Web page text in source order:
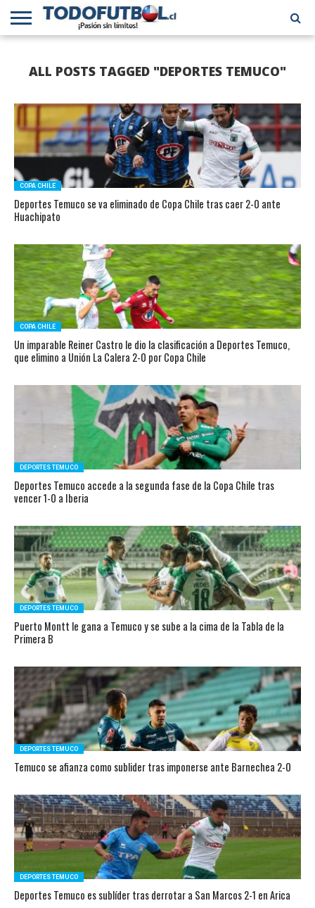
B
CHILENA
EN EL
MUNDO
INTERNACIONAL
ALL POSTS TAGGED "DEPORTES TEMUCO"
COPA CHILE
Deportes Temuco se va eliminado de Copa Chile tras caer 2-0 ante
Huachipato
COPA CHILE
Un imparable Reiner Castro le dio la clasificación a Deportes Temuco,
que elimino a Unión La Calera 2-0 por Copa Chile
DEPORTES TEMUCO
Deportes Temuco accede a la segunda fase de la Copa Chile tras
vencer 1-0 a Iberia
DEPORTES TEMUCO
Puerto Montt le gana a Temuco y se sube a la cima de la Tabla de la
Primera B
DEPORTES TEMUCO
Temuco se afianza como sublider tras imponerse ante Barnechea 2-0
DEPORTES TEMUCO
Deportes Temuco es sublíder tras derrotar a San Marcos 2-1 en Arica